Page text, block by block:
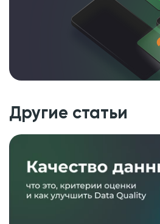
Другие статьи